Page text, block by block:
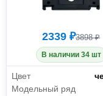
2339 ₽3898 ₽
В наличии 34 шт
Цвет
Модельный ряд